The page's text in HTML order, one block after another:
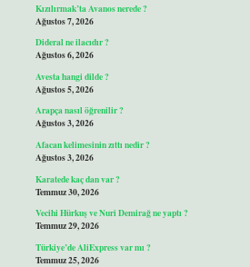
Kızılırmak’ta Avanos nerede ?
Ağustos 7, 2026
Dideral ne ilacıdır ?
Ağustos 6, 2026
Avesta hangi dilde ?
Ağustos 5, 2026
Arapça nasıl öğrenilir ?
Ağustos 3, 2026
Afacan kelimesinin zıttı nedir ?
Ağustos 3, 2026
Karatede kaç dan var ?
Temmuz 30, 2026
Vecihi Hürkuş ve Nuri Demirağ ne yaptı ?
Temmuz 29, 2026
Türkiye’de AliExpress var mı ?
Temmuz 25, 2026